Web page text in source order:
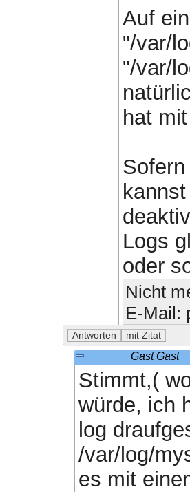
Auf
"/var/
"/var/
hat
Logs
oder
Nicht
E-Mail:
Gast Gast
Stimmt,(
würde, ich
log
/var/log/
es mit